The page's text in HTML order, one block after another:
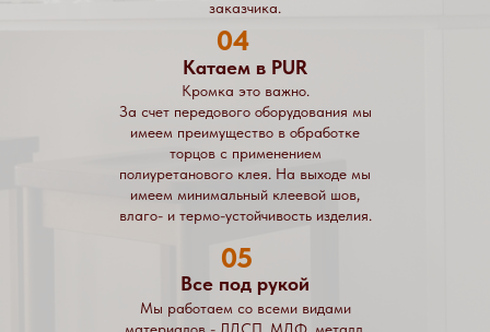
Кромка это важно.
За счет передового оборудования мы
имеем преимущество в обработке
торцов с применением
полиуретанового клея. На выходе мы
имеем минимальный клеевой шов,
влаго- и термо-устойчивость изделия.
Катаем в PUR
04
заказчика.
Мы работаем со всеми видами
Все под рукой
05